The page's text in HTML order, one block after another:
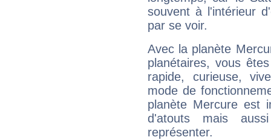
souvent à l'intérieur
par se voir.
Avec la planète
planétaires, vous
rapide, curieuse,
mode de
planète Mercure est
d'atouts mais
représenter.